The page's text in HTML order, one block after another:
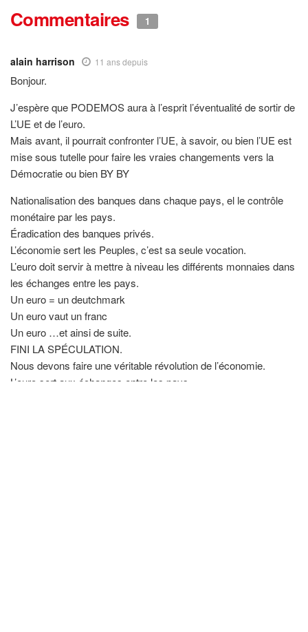
Commentaires 1
alain harrison 11 ans depuis
Bonjour.
J’espère que PODEMOS aura à l’esprit l’éventualité de sortir de
L’UE et de l’euro.
Mais avant, il pourrait confronter l’UE, à savoir, ou bien l’UE est
mise sous tutelle pour faire les vraies changements vers la
Démocratie ou bien BY BY
Nationalisation des banques dans chaque pays, el le contrôle
monétaire par les pays.
Éradication des banques privés.
L’économie sert les Peuples, c’est sa seule vocation.
L’euro doit servir à mettre à niveau les différents monnaies dans
les échanges entre les pays.
Un euro = un deutchmark
Un euro vaut un franc
Un euro …et ainsi de suite.
FINI LA SPÉCULATION.
Nous devons faire une véritable révolution de l’économie.
L’euro sert aux échanges entre les pays.